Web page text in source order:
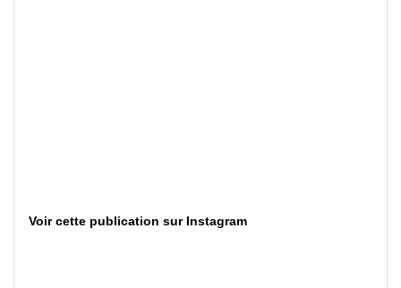
Voir cette publication sur Instagram